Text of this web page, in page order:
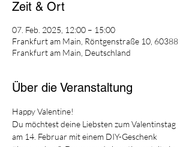
Zeit & Ort
07. Feb. 2025, 12:00 – 15:00
Frankfurt am Main, Röntgenstraße 10, 60388
Frankfurt am Main, Deutschland
Über die Veranstaltung
Happy Valentine!
Du möchtest deine Liebsten zum Valentinstag
am 14. Februar mit einem DIY-Geschenk